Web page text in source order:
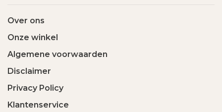
Over ons
Onze winkel
Algemene voorwaarden
Disclaimer
Privacy Policy
Klantenservice